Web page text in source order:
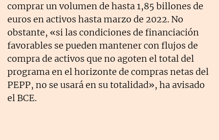
comprar un volumen de hasta 1,85 billones de
euros en activos hasta marzo de 2022. No
obstante, «si las condiciones de financiación
favorables se pueden mantener con flujos de
compra de activos que no agoten el total del
programa en el horizonte de compras netas del
PEPP, no se usará en su totalidad», ha avisado
el BCE.